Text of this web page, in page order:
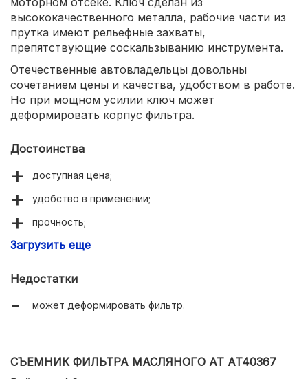
высококачественного металла, рабочие части из
прутка имеют рельефные захваты,
препятствующие соскальзыванию инструмента.
Отечественные автовладельцы довольны
сочетанием цены и качества, удобством в работе.
Но при мощном усилии ключ может
деформировать корпус фильтра.
Достоинства
доступная цена;
удобство в применении;
прочность;
качественная сборка.
Загрузить еще
Недостатки
может деформировать фильтр.
СЪЕМНИК ФИЛЬТРА МАСЛЯНОГО AT AT40367